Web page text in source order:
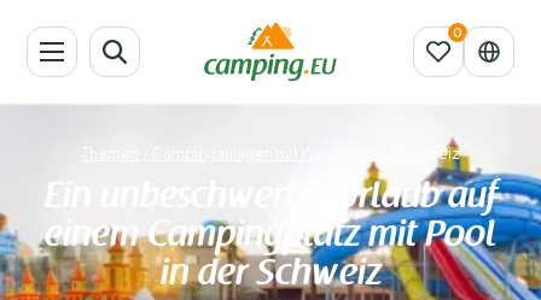
Schweiz
Ein unbeschwerter Urlaub auf
einem Campingplatz mit Pool
in der Schweiz